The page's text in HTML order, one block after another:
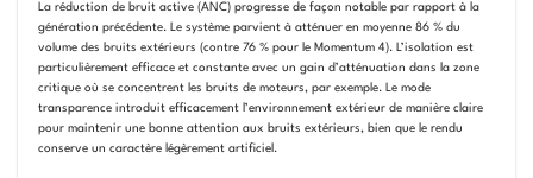
La réduction de bruit active (ANC) progresse de façon notable par rapport à la
génération précédente. Le système parvient à atténuer en moyenne 86 % du
volume des bruits extérieurs (contre 76 % pour le Momentum 4). L’isolation est
particulièrement efficace et constante avec un gain d’atténuation dans la zone
critique où se concentrent les bruits de moteurs, par exemple. Le mode
transparence introduit efficacement l’environnement extérieur de manière claire
pour maintenir une bonne attention aux bruits extérieurs, bien que le rendu
conserve un caractère légèrement artificiel.